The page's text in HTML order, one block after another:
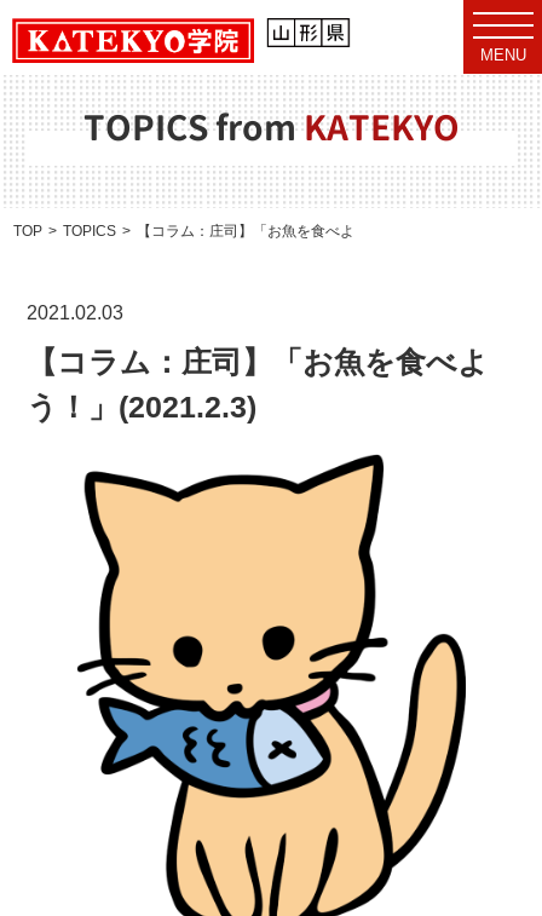
t
o
g
g
l
e
n
v
i
g
MENU
TOPICS fromKATEKYO
TOP TOPICS 【コラム：庄司】「お魚を食べよう！」(2021.2.3)
2021.02.03
【コラム：庄司】「お魚を食べよ
う！」(2021.2.3)